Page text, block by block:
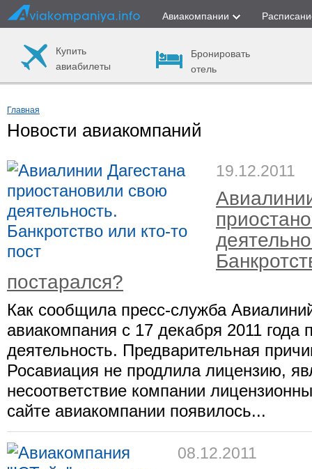
Авиакомпании
Купить
авиабилеты
Бронировать
отель
Главная
Новости авиакомпаний
19.12.2011
постарался?
Как сообщила пресс-служба
авиакомпания с 17 декабря 2011 года
деятельность. Предварительная
Росавиация не продлила лицензию,
несоответствие компании
сайте авиакомпании появилось...
08.12.2011